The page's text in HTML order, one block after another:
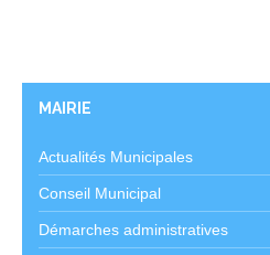
MAIRIE
Actualités Municipales
Conseil Municipal
Démarches administratives